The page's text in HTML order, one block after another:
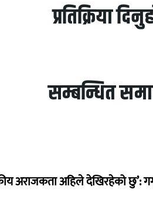
प्रतिक्रिया
सम्बन्धित
अराजकता अहिले देखिरहेको छु’: